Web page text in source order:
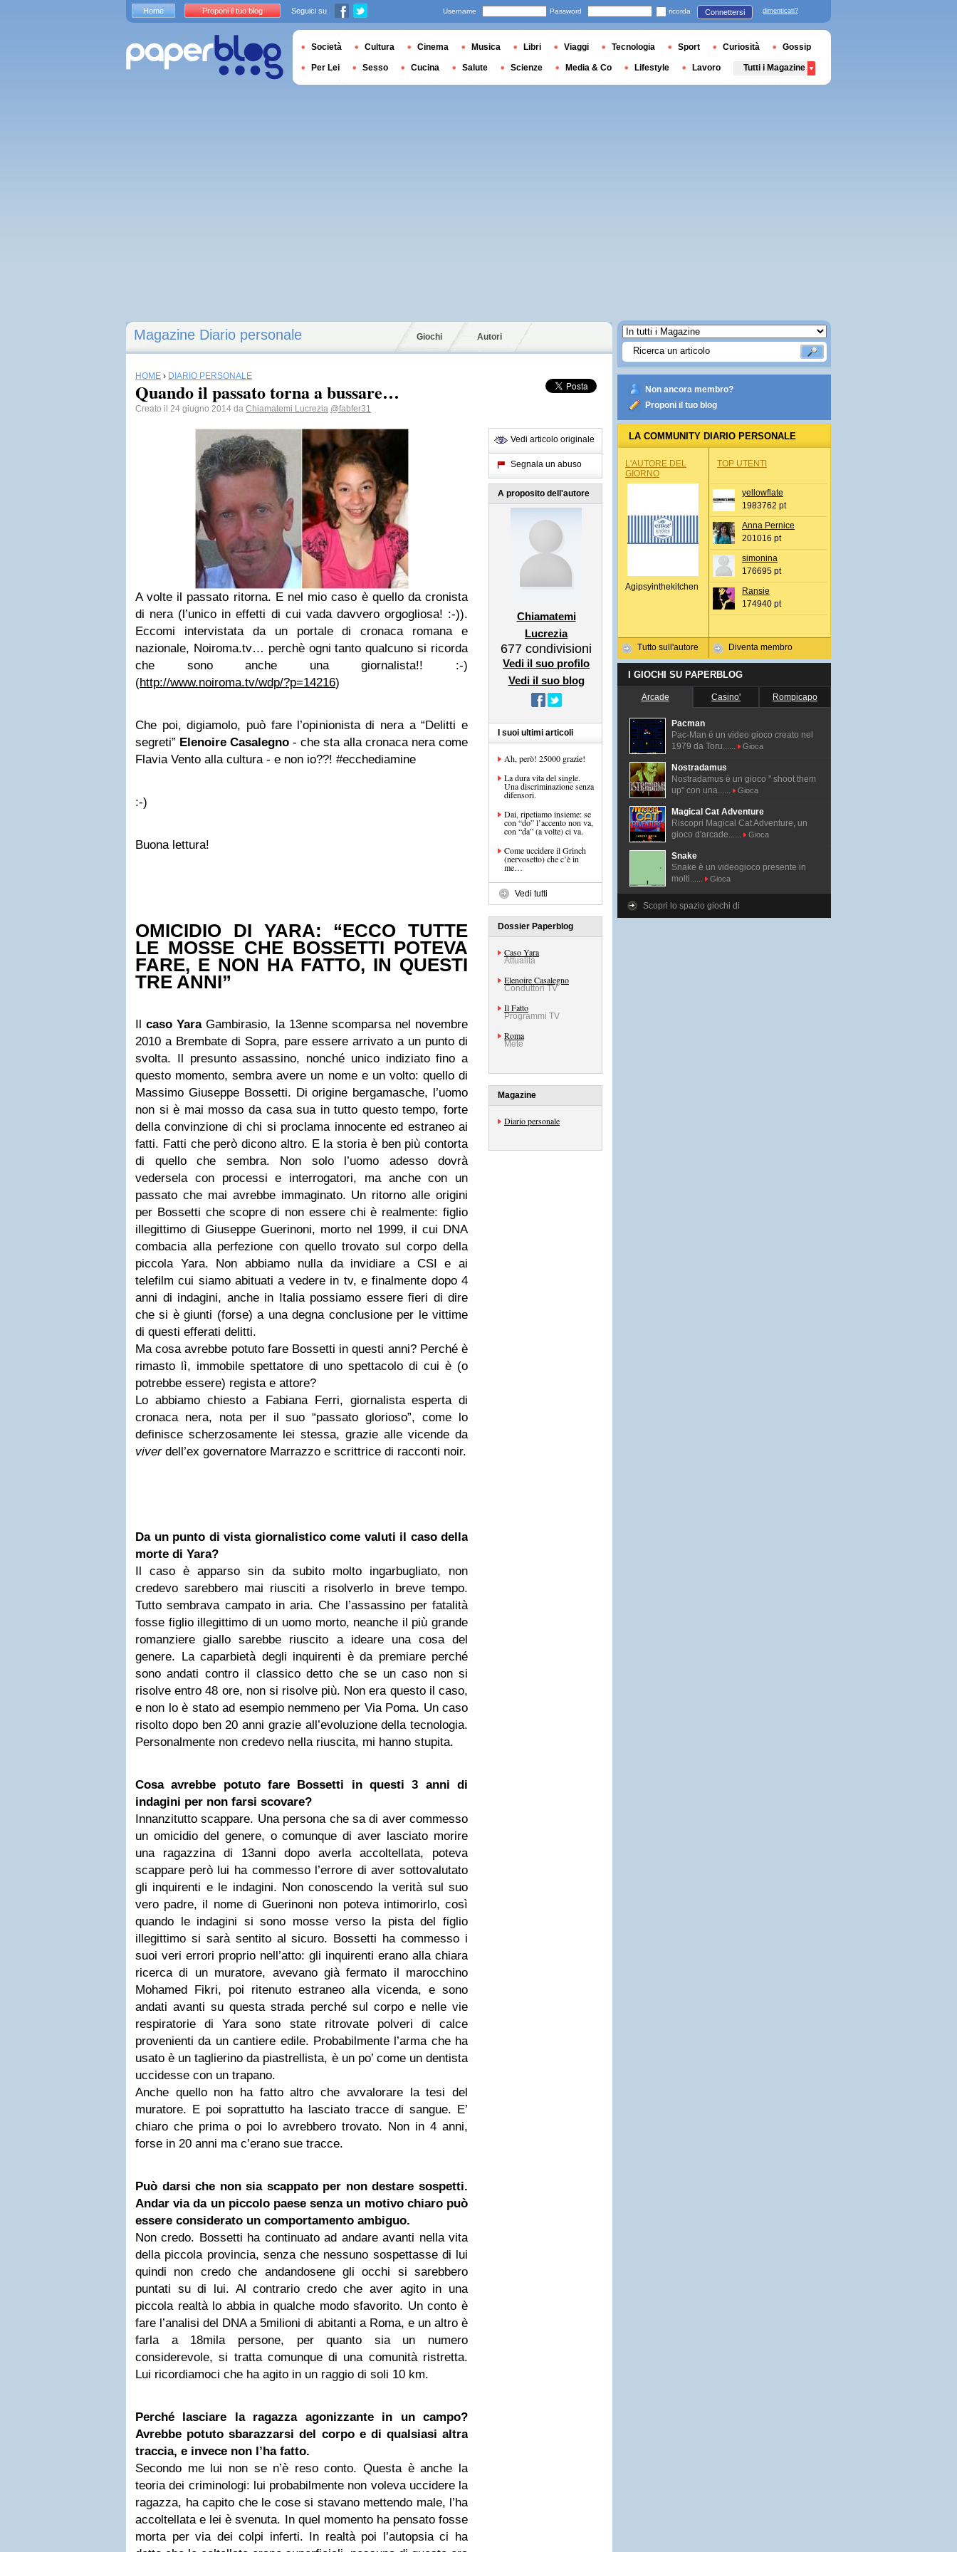
Magazine Diario personale Giochi Autori
HOME › DIARIO PERSONALE
Quando il passato torna a bussare…
Creato il 24 giugno 2014 da Chiamatemi Lucrezia @fabfer31
A volte il passato ritorna. E nel mio caso è quello da cronista
di nera (l’unico in effetti di cui vada davvero orgogliosa! :-)).
Eccomi intervistata da un portale di cronaca romana e
nazionale, Noiroma.tv… perchè ogni tanto qualcuno si ricorda
che sono anche una giornalista!! :-)
(http://www.noiroma.tv/wdp/?p=14216)
Che poi, digiamolo, può fare l’opinionista di nera a “Delitti e
segreti” Elenoire Casalegno - che sta alla cronaca nera come
Flavia Vento alla cultura - e non io??! #ecchediamine
:-)
Buona lettura!
OMICIDIO DI YARA: “ECCO TUTTE
LE MOSSE CHE BOSSETTI POTEVA
FARE, E NON HA FATTO, IN QUESTI
TRE ANNI”
Ilcaso YaraGambirasio, la 13enne scomparsa nel novembre
2010 a Brembate di Sopra, pare essere arrivato a un punto di
svolta. Il presunto assassino, nonché unico indiziato fino a
questo momento, sembra avere un nome e un volto: quello di
Massimo Giuseppe Bossetti. Di origine bergamasche, l’uomo
non si è mai mosso da casa sua in tutto questo tempo, forte
della convinzione di chi si proclama innocente ed estraneo ai
fatti. Fatti che però dicono altro. E la storia è ben più contorta
di quello che sembra. Non solo l’uomo adesso dovrà
vedersela con processi e interrogatori, ma anche con un
passato che mai avrebbe immaginato. Un ritorno alle origini
per Bossetti che scopre di non essere chi è realmente: figlio
illegittimo di Giuseppe Guerinoni, morto nel 1999, il cui DNA
combacia alla perfezione con quello trovato sul corpo della
piccola Yara. Non abbiamo nulla da invidiare a CSI e ai
telefilm cui siamo abituati a vedere in tv, e finalmente dopo 4
anni di indagini, anche in Italia possiamo essere fieri di dire
che si è giunti (forse) a una degna conclusione per le vittime
di questi efferati delitti.
Ma cosa avrebbe potuto fare Bossetti in questi anni? Perché è
rimasto lì, immobile spettatore di uno spettacolo di cui è (o
potrebbe essere) regista e attore?
Lo abbiamo chiesto a Fabiana Ferri, giornalista esperta di
cronaca nera, nota per il suo “passato glorioso”, come lo
definisce scherzosamente lei stessa, grazie alle vicende da
viverdell’ex governatore Marrazzo e scrittrice di racconti noir.
Da un punto di vista giornalistico come valuti il caso della
morte di Yara?
Il caso è apparso sin da subito molto ingarbugliato, non
credevo sarebbero mai riusciti a risolverlo in breve tempo.
Tutto sembrava campato in aria. Che l’assassino per fatalità
fosse figlio illegittimo di un uomo morto, neanche il più grande
romanziere giallo sarebbe riuscito a ideare una cosa del
genere. La caparbietà degli inquirenti è da premiare perché
sono andati contro il classico detto che se un caso non si
risolve entro 48 ore, non si risolve più. Non era questo il caso,
e non lo è stato ad esempio nemmeno per Via Poma. Un caso
risolto dopo ben 20 anni grazie all’evoluzione della tecnologia.
Personalmente non credevo nella riuscita, mi hanno stupita.
Cosa avrebbe potuto fare Bossetti in questi 3 anni di
indagini per non farsi scovare?
Innanzitutto scappare. Una persona che sa di aver commesso
un omicidio del genere, o comunque di aver lasciato morire
una ragazzina di 13anni dopo averla accoltellata, poteva
scappare però lui ha commesso l’errore di aver sottovalutato
gli inquirenti e le indagini. Non conoscendo la verità sul suo
vero padre, il nome di Guerinoni non poteva intimorirlo, così
quando le indagini si sono mosse verso la pista del figlio
illegittimo si sarà sentito al sicuro. Bossetti ha commesso i
suoi veri errori proprio nell’atto: gli inquirenti erano alla chiara
ricerca di un muratore, avevano già fermato il marocchino
Mohamed Fikri, poi ritenuto estraneo alla vicenda, e sono
andati avanti su questa strada perché sul corpo e nelle vie
respiratorie di Yara sono state ritrovate polveri di calce
provenienti da un cantiere edile. Probabilmente l’arma che ha
usato è un taglierino da piastrellista, è un po’ come un dentista
uccidesse con un trapano.
Anche quello non ha fatto altro che avvalorare la tesi del
muratore. E poi soprattutto ha lasciato tracce di sangue. E’
chiaro che prima o poi lo avrebbero trovato. Non in 4 anni,
forse in 20 anni ma c’erano sue tracce.
Può darsi che non sia scappato per non destare sospetti.
Andar via da un piccolo paese senza un motivo chiaro può
essere considerato un comportamento ambiguo.
Non credo. Bossetti ha continuato ad andare avanti nella vita
della piccola provincia, senza che nessuno sospettasse di lui
quindi non credo che andandosene gli occhi si sarebbero
puntati su di lui. Al contrario credo che aver agito in una
piccola realtà lo abbia in qualche modo sfavorito. Un conto è
fare l’analisi del DNA a 5milioni di abitanti a Roma, e un altro è
farla a 18mila persone, per quanto sia un numero
considerevole, si tratta comunque di una comunità ristretta.
Lui ricordiamoci che ha agito in un raggio di soli 10 km.
Perché lasciare la ragazza agonizzante in un campo?
Avrebbe potuto sbarazzarsi del corpo e di qualsiasi altra
traccia, e invece non l’ha fatto.
Secondo me lui non se n’è reso conto. Questa è anche la
teoria dei criminologi: lui probabilmente non voleva uccidere la
ragazza, ha capito che le cose si stavano mettendo male, l’ha
accoltellata e lei è svenuta. In quel momento ha pensato fosse
morta per via dei colpi inferti. In realtà poi l’autopsia ci ha
Vedi articolo originale
Segnala un abuso
A proposito dell'autore
Chiamatemi
Lucrezia
677 condivisioni
Vedi il suo profilo
Vedi il suo blog
I suoi ultimi articoli
Ah, però! 25000 grazie!
La dura vita del single.
Una discriminazione senza
difensori.
Dai, ripetiamo insieme: se
con “do” l’accento non va,
con “da” (a volte) ci va.
Come uccidere il Grinch
(nervosetto) che c’è in
me…
Vedi tutti
Dossier Paperblog
Caso Yara
Attualità
Elenoire Casalegno
Conduttori TV
Il Fatto
Programmi TV
Roma
Mete
Magazine
Diario personale
Non ancora membro?
Proponi il tuo blog
LA COMMUNITY DIARIO PERSONALE
L'AUTORE DEL
GIORNO
Agipsyinthekitchen
Tutto sull'autore
TOP UTENTI
yellowflate
1983762 pt
Anna Pernice
201016 pt
simonina
176695 pt
Ransie
174940 pt
Diventa membro
I GIOCHI SU PAPERBLOG
Arcade Casino' Rompicapo
Pacman
Pac-Man é un video gioco creato nel
1979 da Toru......
Gioca
Nostradamus
Nostradamus è un gioco " shoot them
up" con una......
Gioca
Magical Cat Adventure
Riscopri Magical Cat Adventure, un
gioco d'arcade......
Gioca
Snake
Snake è un videogioco presente in
molti......
Gioca
Scopri lo spazio giochi di
Home Proponi il tuo blog Seguici su Username Password ricorda Connettersi dimenticati?
Società Cultura Cinema Musica Libri Viaggi Tecnologia Sport Curiosità Gossip
Per Lei Sesso Cucina Salute Scienze Media & Co Lifestyle Lavoro Tutti i Magazine